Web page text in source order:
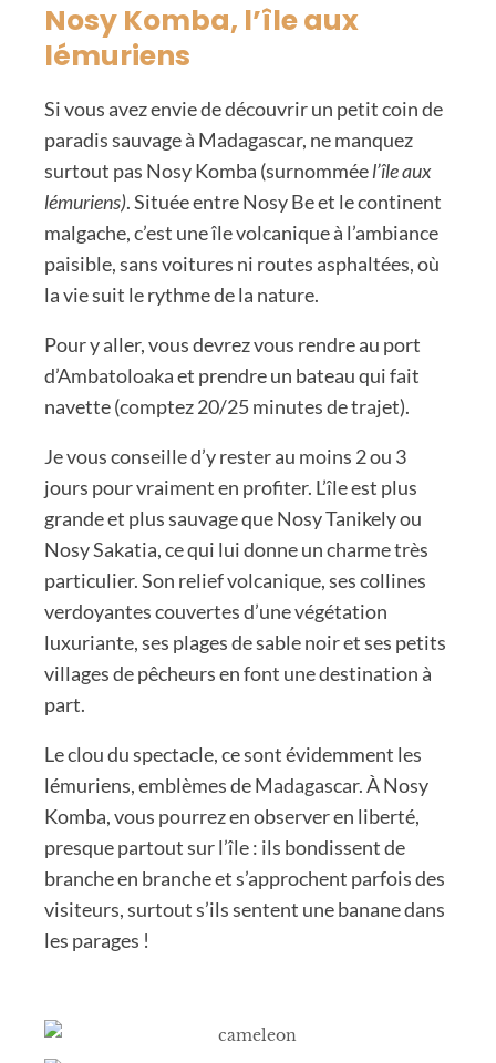
Nosy Komba, l’île aux
lémuriens
Si vous avez envie de découvrir un petit coin de
paradis sauvage à Madagascar, ne manquez
surtout pas Nosy Komba (surnomméel’île aux
lémuriens). Située entre Nosy Be et le continent
malgache, c’est une île volcanique à l’ambiance
paisible, sans voitures ni routes asphaltées, où
la vie suit le rythme de la nature.
Pour y aller, vous devrez vous rendre au port
d’Ambatoloaka et prendre un bateau qui fait
navette (comptez 20/25 minutes de trajet).
Je vous conseille d’y rester au moins 2 ou 3
jours pour vraiment en profiter. L’île est plus
grande et plus sauvage que Nosy Tanikely ou
Nosy Sakatia, ce qui lui donne un charme très
particulier. Son relief volcanique, ses collines
verdoyantes couvertes d’une végétation
luxuriante, ses plages de sable noir et ses petits
villages de pêcheurs en font une destination à
part.
Le clou du spectacle, ce sont évidemment les
lémuriens, emblèmes de Madagascar. À Nosy
Komba, vous pourrez en observer en liberté,
presque partout sur l’île : ils bondissent de
branche en branche et s’approchent parfois des
visiteurs, surtout s’ils sentent une banane dans
les parages !